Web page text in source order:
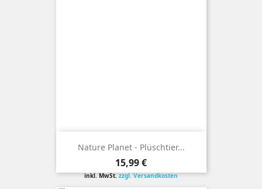
Nature Planet - Plüschtier...
Preis
15,99 €
inkl. MwSt.zzgl. Versandkosten